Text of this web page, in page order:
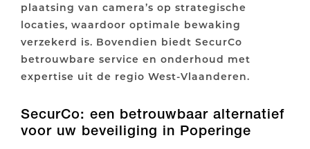
plaatsing van camera’s op strategische
locaties, waardoor optimale bewaking
verzekerd is. Bovendien biedt SecurCo
betrouwbare service en onderhoud met
expertise uit de regio West-Vlaanderen.
SecurCo: een betrouwbaar alternatief
voor uw beveiliging in Poperinge